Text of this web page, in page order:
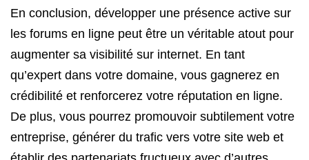
En conclusion, développer une présence active sur
les forums en ligne peut être un véritable atout pour
augmenter sa visibilité sur internet. En tant
qu’expert dans votre domaine, vous gagnerez en
crédibilité et renforcerez votre réputation en ligne.
De plus, vous pourrez promouvoir subtilement votre
entreprise, générer du trafic vers votre site web et